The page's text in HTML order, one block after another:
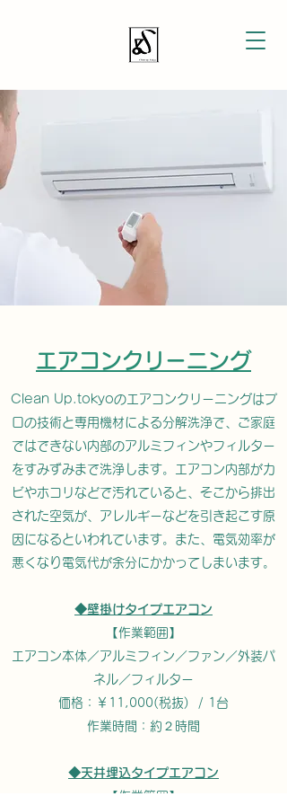
エアコンクリーニング
Clean Up.tokyoのエアコンクリーニングはプ
ロの技術と専用機材による分解洗浄で、ご家庭
ではできない内部のアルミフィンやフィルター
をすみずみまで洗浄します。エアコン内部がカ
ビやホコリなどで汚れていると、そこから排出
された空気が、アレルギーなどを引き起こす原
因になるといわれています。また、電気効率が
悪くなり電気代が余分にかかってしまいます。
◆壁掛けタイプエアコン
【作業範囲】
エアコン本体／アルミフィン／ファン／外装パ
ネル／フィルター
価格：￥11,000(税抜) / 1台
作業時間：約２時間
◆天井埋込タイプエアコン
【作業範囲】